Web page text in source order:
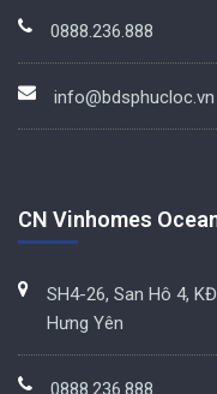
0888.236.888
info@bdsphucloc.vn
CN Vinhomes
SH4-26, San Hô 4,
Hưng Yên
0888.236.888